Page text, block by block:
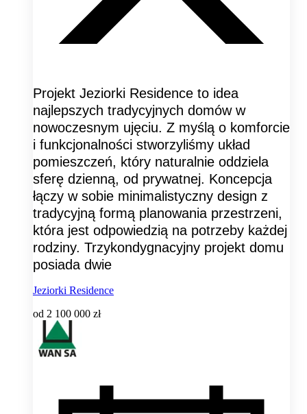
Projekt Jeziorki Residence to idea
najlepszych tradycyjnych domów w
nowoczesnym ujęciu. Z myślą o komforcie
i funkcjonalności stworzyliśmy układ
pomieszczeń, który naturalnie oddziela
sferę dzienną, od prywatnej. Koncepcja
łączy w sobie minimalistyczny design z
tradycyjną formą planowania przestrzeni,
która jest odpowiedzią na potrzeby każdej
rodziny. Trzykondygnacyjny projekt domu
posiada dwie
Jeziorki Residence
od 2 100 000 zł